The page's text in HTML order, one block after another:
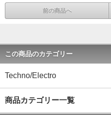
前の商品へ
この商品のカテゴリー
Techno/Electro
商品カテゴリー一覧